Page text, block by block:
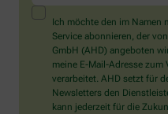
ein
Mensch?
Dann
wählen
Sie
bitte
den
Baum.
Ich möchte den im Namen
Service abonnieren, der
GmbH (AHD) angeboten
meine E-Mail-Adresse zum
verarbeitet. AHD setzt für
Newsletters den
kann jederzeit für die